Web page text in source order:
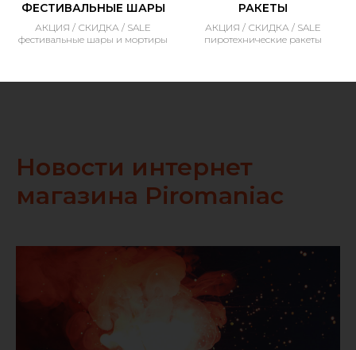
ФЕСТИВАЛЬНЫЕ ШАРЫ
АКЦИЯ / СКИДКА / SALE
фестивальные шары и мортиры
РАКЕТЫ
АКЦИЯ / СКИДКА / SALE
пиротехнические ракеты
Новости интернет
магазина Piromaniac